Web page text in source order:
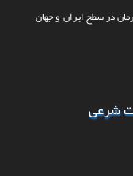
در سطح ایران و جهان
شرعی